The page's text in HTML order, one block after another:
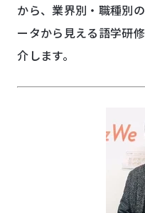
から、業界別・職種別
ータから見える語学研
介します。